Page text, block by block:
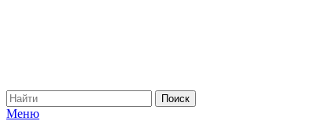
Меню